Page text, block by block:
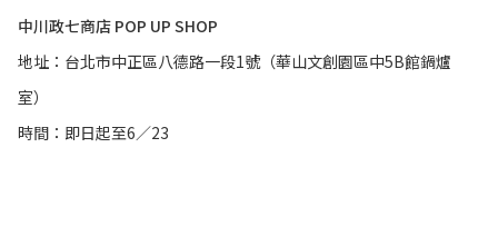
中川政七商店 POP UP SHOP
地址：台北市中正區八德路一段1號（華山文創園區中5B館鍋爐
室）
時間：即日起至6／23